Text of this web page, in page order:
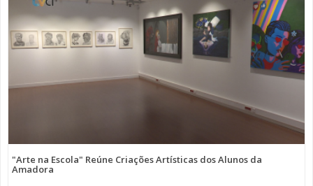
"Arte na Escola" Reúne Criações Artísticas dos Alunos da
Amadora